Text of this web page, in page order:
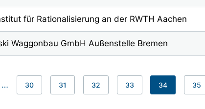
für Rationalisierung an der RWTH Aachen
Waggonbau GmbH Außenstelle Bremen
… 30 31 32 33 34 35